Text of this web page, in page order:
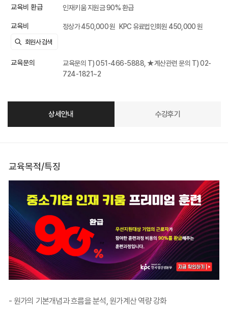
교육비 환급 인재키움 지원금 90% 환급
교육비 정상가 450,000 원 KPC 유료법인회원 450,000 원
교육문의
교육문의 T) 051-466-5888, ★계산관련 문의 T) 02-
724-1821~2
상세안내 수강후기
교육목적/특징
- 원가의 기본개념과 흐름을 분석, 원가계산 역량 강화